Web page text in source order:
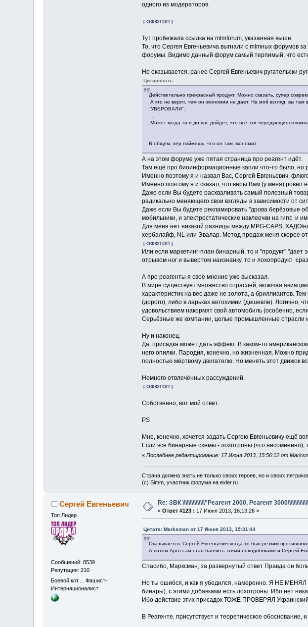
одного из модераторов.
[ ОФФТОП ]
Тут пробежала ссылка на mlmforum, указанная выше.
То, что Сергея Евгеньевича выгнали с mlmных форумов
форумы. Видимо данный форум самый терпимый, что
Но оказывается, ранее Сергей Евгеньевич ругательски
Цитировать
Действительно прекрасный продукт. Можно сказать, супер
А кто не верит, тем он экономии не дает. На мой взгляд, вы
"УВЕРОВАЛИ".
Может когда то и до вас дойдет, что все эти чередующиеся
В общем, хер поймешь, что он там экономит.
А на этом форуме уже пятая страница про реагент идёт.
Там ещё про биоинформационные капли что-то было, но
Именно поэтому я и назвал Вас, Сергей Евгеньевич,
Именно поэтому я и сказал, что веры Вам (у меня) ровно
Даже если Вы будете расхваливать самый полезный
радикально меняющего свои взгляды в зависимости от
Даже если Вы будете рекламировать "дрова берёзовые
мобильники, и электростатические наклеечки на гипс и
Для меня нет никакой разницы между MPG-CAPS, ХАДО/
хербалайф, NL или Эвалар. Метод продаж меня скорее
[ ОФФТОП ]
Или если маркетинг-план бинарный, то и "продукт" "дает
отрывом ног и вывертом наизнанку, то и лохопродукт
А про реагенты я своё мнение уже высказал.
В мире существует множество отраслей, включая
характеристик на вес даже не золота, а бриллиантов.
(дорого), либо в ларьках автохимии (дешевле). Логично,
удовольствием накормят свой автомобиль (особенно,
Серьёзные же компании, целые промышленные отрасли
Ну и наконец.
Да, присадка может дать эффект. В каком-то
него опилки. Пародия, конечно, но жизненная. Можно
полностью мёртвому двигателю. Но менять этот движок
Немного отвлечённых рассуждений.
[ ОФФТОП ]
Собственно, вот мой ответ.
PS
Мне, конечно, хочется задать Сергею Евгеньевичу ещё
Если все бинарные схемы - лохотроны (что несомненно),
« Последнее редактирование: 17 Июня 2013, 15:56:12 от
Страна должна знать не только своих героев, но и своих
(c) Simm, участник форума на exler.ru
Сергей Евгеньевич
Топ Лидер
Сообщений: 8539
Репутация: 210
Боевой кот.... Фашист-
Интернационалист
Re: ЗВК \\\\\\\\\\\\\\\"Реагент 2000, Реагент
«Ответ #123 : 17 Июня 2013, 16:13:26 »
Цитата: Marksman от 17 Июня 2013, 15:31:44
Оказывается, Сергей Евгеньевич когда-то был резким
А потом Арго сам стал банчить этими лоходобвками и Сергей
Спасибо, Марксман, за развернутый ответ Правда он
Но ты ошибся, и как я убедился, намеренно. Я НЕ МЕНЯЛ
бинары), с этими добавками есть лохотроны. Ибо нет
Ибо действие этих присадок ТОЖЕ ПРОВЕРЯЛ
В Реагенте, присутствует и теоретическое